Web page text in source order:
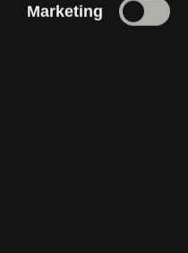
Marketing